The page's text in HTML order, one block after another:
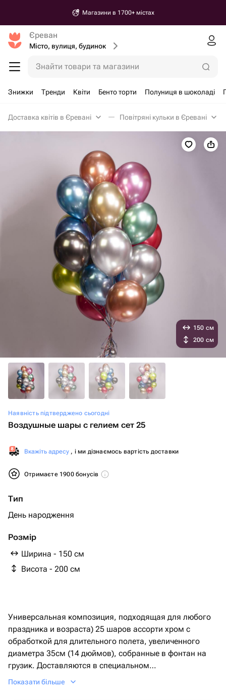
Магазини в 1700+ містах
Єреван
Місто, вулиця, будинок
Знайти товари та магазини
Знижки Тренди Квіти Бенто торти Полуниця в шоколаді
Доставка квітів в Єревані Повітряні кульки в Єревані
Наявність підтверджено сьогодні
Воздушные шары с гелием сет 25
Вкажіть адресу , і ми дізнаємось вартість доставки
Отримаєте 1900 бонусів
Тип
День народження
Розмір
Ширина - 150 см
Висота - 200 см
150 см
200 см
Универсальная композиция, подходящая для любого
праздника и возраста) 25 шаров ассорти хром с
обработкой для длительного полета, увеличенного
диаметра 35см (14 дюймов), собранные в фонтан на
грузик. Доставляются в специальном
транспортировочном пакете.
Показати більше